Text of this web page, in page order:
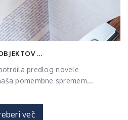
...
predlog novele
pomembne spremem...
več